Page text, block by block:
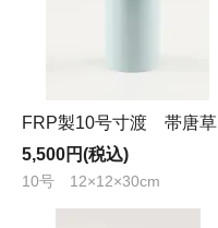
FRP製10号寸渡 帯唐草
5,500円(税込)
10号 12×12×30cm